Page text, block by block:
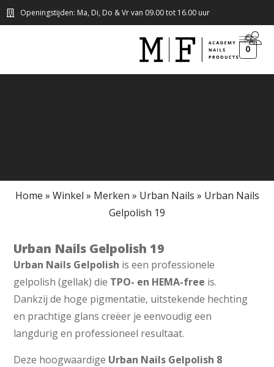
Openingstijden: Ma, Di, Do & Vr van 09.00 tot 16.00 uur
0
Home » Winkel » Merken » Urban Nails » Urban Nails
Gelpolish 19
Urban Nails Gelpolish 19
Urban Nails Gelpolish is een professionele
gelpolish (gellak) die TPO- en HEMA-free is.
Dankzij de hoge pigmentatie, uitstekende hechting
en prachtige glans creëer je eenvoudig een
langdurig en professioneel resultaat.
Deze hoogwaardige Urban Nails Gelpolish 8